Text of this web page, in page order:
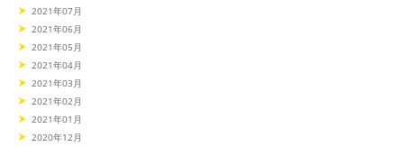
2021年07月
2021年06月
2021年05月
2021年04月
2021年03月
2021年02月
2021年01月
2020年12月